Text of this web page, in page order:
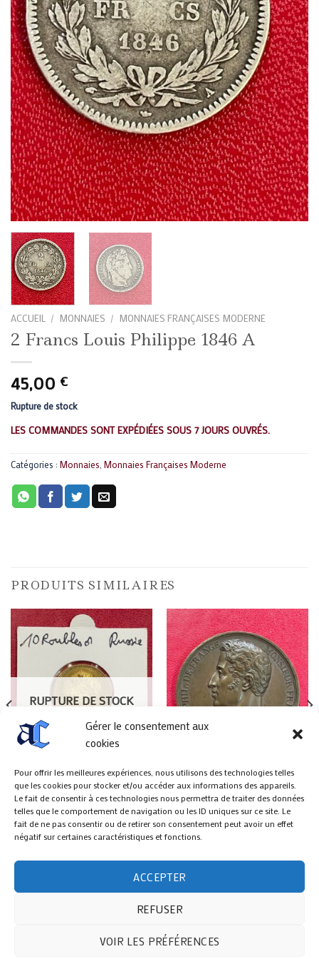
Gérer le consentement aux
cookies
Pour offrir les meilleures expériences, nous utilisons des technologies telles
que les cookies pour stocker et/ou accéder aux informations des appareils.
Le fait de consentir à ces technologies nous permettra de traiter des données
telles que le comportement de navigation ou les ID uniques sur ce site. Le
fait de ne pas consentir ou de retirer son consentement peut avoir un effet
négatif sur certaines caractéristiques et fonctions.
ACCEPTER
REFUSER
VOIR LES PRÉFÉRENCES
ACCUEIL / MONNAIES / MONNAIES FRANÇAISES MODERNE
2 Francs Louis Philippe 1846 A
45,00 €
Rupture de stock
LES COMMANDES SONT EXPÉDIÉES SOUS 7 JOURS OUVRÉS.
Catégories : Monnaies Monnaies Françaises Moderne
PRODUITS SIMILAIRES
RUPTURE DE STOCK
MONNAIES
10 Roubles or Nicolas II Russie
950,00€
MÉDAILLES
Médaille Charles Philippe de
France
220,00€
ANCIENNES COLLECTIONS
SUIVI DE COMMANDE
MENTIONS LÉGALES